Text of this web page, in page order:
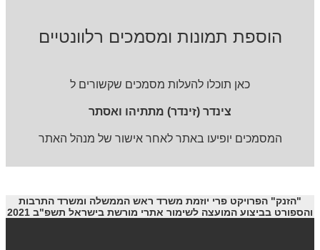
הוספת תמונות ומסמכים רלוונטיים
כאן תוכלו להעלות מסמכים שקשורים ל
צינדר (זינדר) מתתיהו ואסתר
המסמכים יופיעו באתר לאחר אישור של מנהל האתר
"הזנק" הפרויקט פרי יוזמת משרד ראש הממשלה ומשרד התרבות
והספורט בביצוע המועצה לשימור אתרי מורשת בישראל תשפ"ב 2021